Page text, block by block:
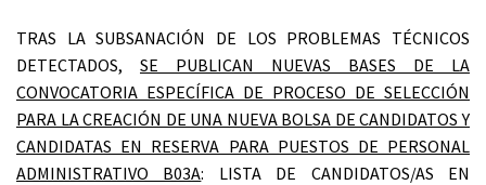
TRAS LA SUBSANACIÓN DE LOS PROBLEMAS TÉCNICOS
DETECTADOS, SE PUBLICAN NUEVAS BASES DE LA
CONVOCATORIA ESPECÍFICA DE PROCESO DE SELECCIÓN
PARA LA CREACIÓN DE UNA NUEVA BOLSA DE CANDIDATOS Y
CANDIDATAS EN RESERVA PARA PUESTOS DE PERSONAL
ADMINISTRATIVO B03A: LISTA DE CANDIDATOS/AS EN